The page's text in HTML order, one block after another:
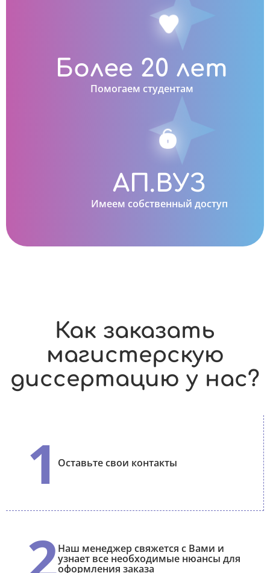
Более 20 лет
Помогаем студентам
АП.ВУЗ
Имеем собственный доступ
Как заказать
магистерскую
диссертацию у нас?
1 Оставьте свои контакты
Наш менеджер свяжется с Вами и
узнает все необходимые нюансы для
оформления заказа